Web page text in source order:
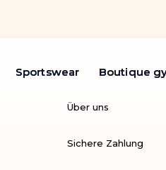
Sportswear Boutique
Sportswear Boutique
Über uns
Sichere Zahlung